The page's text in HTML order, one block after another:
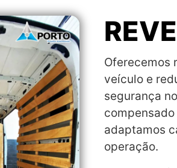
Oferecemos
veículo e
segurança
adaptamos
operação.